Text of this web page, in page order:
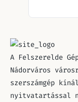
A Felszerelde
Nádorváros
szerszámgép
nyitvatartással